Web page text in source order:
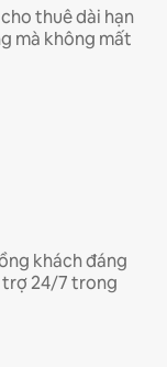
thuê dài hạn
mà không mất
khách đáng
trợ 24/7 trong